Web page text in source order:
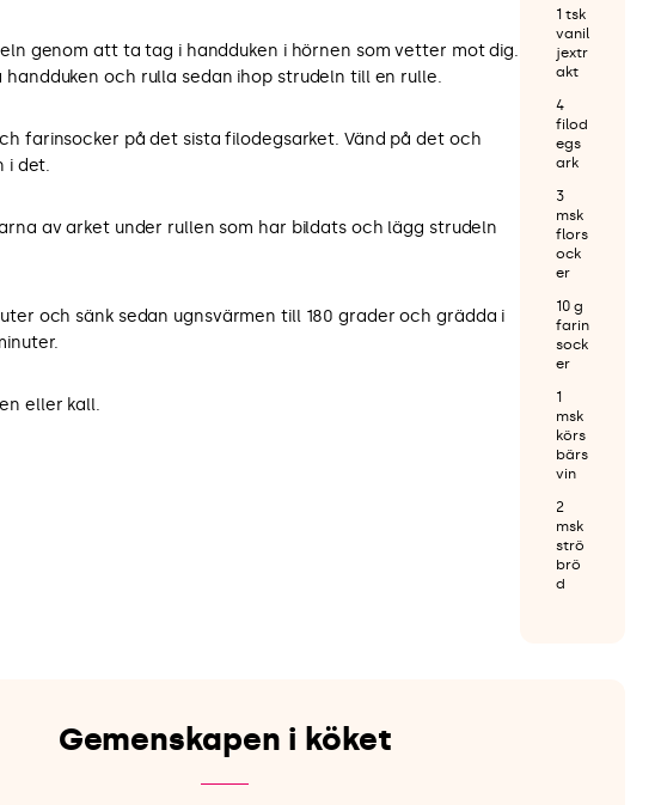
genom att ta tag i handduken i hörnen som vetter mot dig.
handduken och rulla sedan ihop strudeln till en rulle.
farinsocker på det sista filodegsarket. Vänd på det och
i det.
av arket under rullen som har bildats och lägg strudeln
och sänk sedan ugnsvärmen till 180 grader och grädda i
eller kall.
1 tsk
vanil
jextr
akt
4
filod
egs
ark
3
msk
flors
ock
er
10 g
farin
sock
er
1
msk
körs
bärs
vin
2
msk
strö
brö
d
Gemenskapen i köket